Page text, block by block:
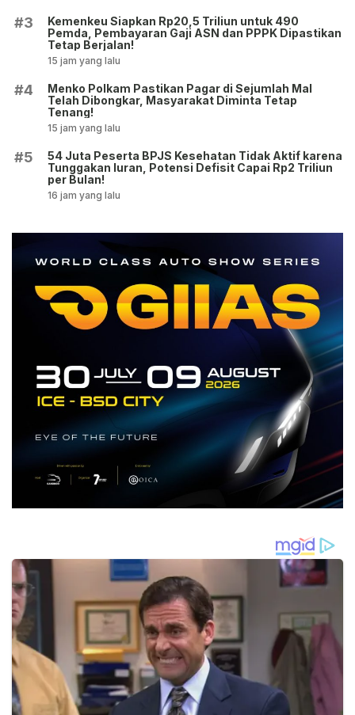
#3
Kemenkeu Siapkan Rp20,5 Triliun untuk 490
Pemda, Pembayaran Gaji ASN dan PPPK Dipastikan
Tetap Berjalan!
15 jam yang lalu
#4
Menko Polkam Pastikan Pagar di Sejumlah Mal
Telah Dibongkar, Masyarakat Diminta Tetap
Tenang!
15 jam yang lalu
#5
54 Juta Peserta BPJS Kesehatan Tidak Aktif karena
Tunggakan Iuran, Potensi Defisit Capai Rp2 Triliun
per Bulan!
16 jam yang lalu